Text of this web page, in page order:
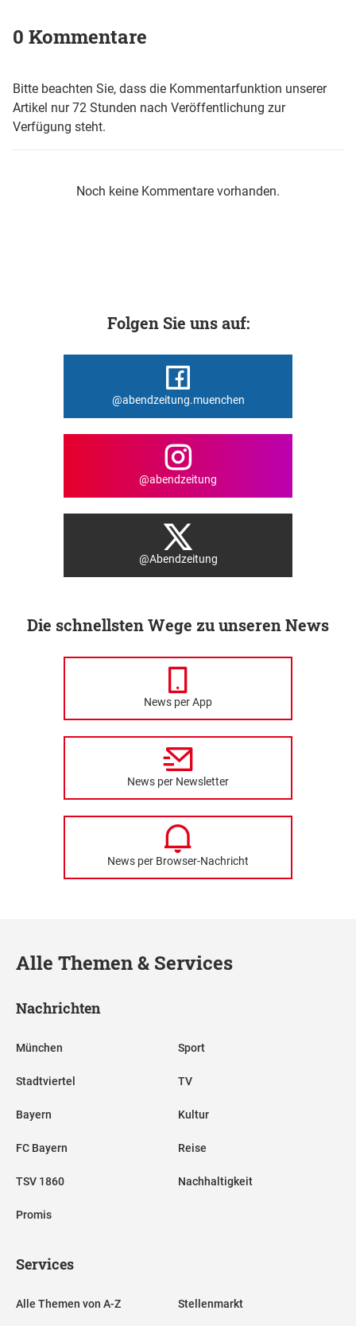
0 Kommentare
Bitte beachten Sie, dass die Kommentarfunktion unserer
Artikel nur 72 Stunden nach Veröffentlichung zur
Verfügung steht.
Noch keine Kommentare vorhanden.
Folgen Sie uns auf:
@abendzeitung.muenchen
@abendzeitung
@Abendzeitung
Die schnellsten Wege zu unseren News
News per App
News per Newsletter
News per Browser-Nachricht
Alle Themen & Services
Nachrichten
München
Stadtviertel
Bayern
FC Bayern
TSV 1860
Promis
Sport
TV
Kultur
Reise
Nachhaltigkeit
Services
Alle Themen von A-Z Stellenmarkt